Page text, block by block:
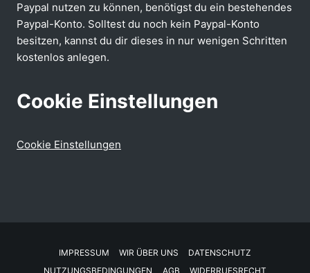
Paypal nutzen zu können, benötigst du ein bestehendes
Paypal-Konto. Solltest du noch kein Paypal-Konto
besitzen, kannst du dir dieses in nur wenigen Schritten
kostenlos anlegen.
Cookie Einstellungen
Cookie Einstellungen
IMPRESSUM WIR ÜBER UNS
DATENSCHUTZ
NUTZUNGSBEDINGUNGEN
AGB WIDERRUFSRECHT